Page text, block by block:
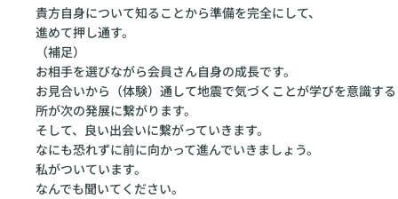
貴方自身について知ることから準備を完全にして、
進めて押し通す。
（補足）
お相手を選びながら会員さん自身の成長です。
お見合いから（体験）通して地震で気づくことが学びを意識する
所が次の発展に繋がります。
そして、良い出会いに繋がっていきます。
なにも恐れずに前に向かって進んでいきましょう。
私がついています。
なんでも聞いてください。